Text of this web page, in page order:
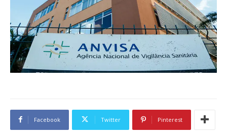
Facebook Twitter Pinterest